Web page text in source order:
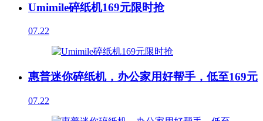
Umimile碎纸机169元限时抢
07.22
惠普迷你碎纸机，办公家用好帮手，低至169元
07.22